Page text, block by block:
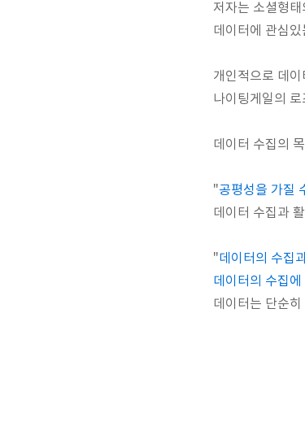
저자는 소셜형
데이터에 관심
개인적으로 데
나이팅게일의
데이터 수집의
"공평성을 가질
데이터 수집과
"데이터의 수집
데이터의 수집
데이터는 단순